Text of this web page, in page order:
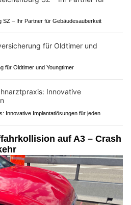
SZ – Ihr Partner für Gebäudesauberkeit
für Oldtimer und Youngtimer
Innovative Implantatlösungen für jeden
auf A3 – Crash